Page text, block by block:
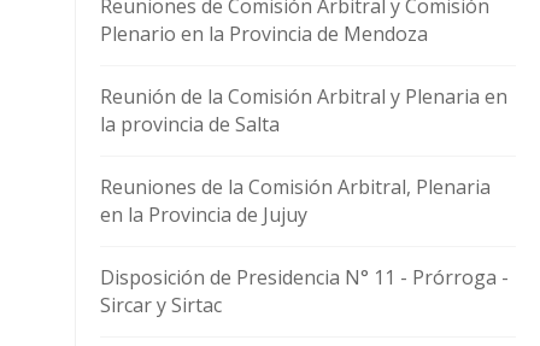
Reuniones de Comisión Arbitral y Comisión
Plenario en la Provincia de Mendoza
Reunión de la Comisión Arbitral y Plenaria en
la provincia de Salta
Reuniones de la Comisión Arbitral, Plenaria
en la Provincia de Jujuy
Disposición de Presidencia N° 11 - Prórroga -
Sircar y Sirtac